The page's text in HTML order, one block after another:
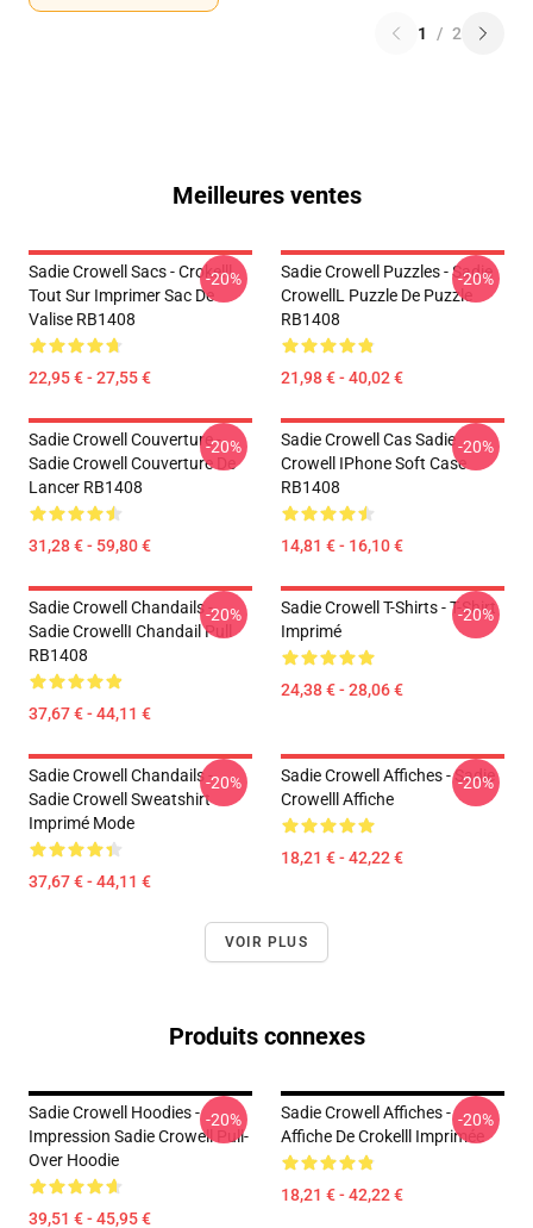
1 / 2
Meilleures ventes
Sadie Crowell Sacs - Crokelll
Tout Sur Imprimer Sac De
Valise RB1408
22,95 € - 27,55 €
-20%
Sadie Crowell Puzzles - Sadie
CrowellL Puzzle De Puzzle
RB1408
21,98 € - 40,02 €
-20%
Sadie Crowell Couverture -
Sadie Crowell Couverture De
Lancer RB1408
31,28 € - 59,80 €
-20%
Sadie Crowell Cas Sadie
Crowell IPhone Soft Case
RB1408
14,81 € - 16,10 €
-20%
Sadie Crowell Chandails -
Sadie CrowellI Chandail Pull
RB1408
37,67 € - 44,11 €
-20%
Sadie Crowell T-Shirts - T-Shirt
Imprimé
24,38 € - 28,06 €
-20%
Sadie Crowell Chandails -
Sadie Crowell Sweatshirt
Imprimé Mode
37,67 € - 44,11 €
-20%
Sadie Crowell Affiches - Sadie
Crowelll Affiche
18,21 € - 42,22 €
-20%
VOIR PLUS
Produits connexes
Sadie Crowell Hoodies -
Impression Sadie Crowell Pull-
Over Hoodie
39,51 € - 45,95 €
-20%
Sadie Crowell Affiches -
Affiche De Crokelll Imprimée
18,21 € - 42,22 €
-20%